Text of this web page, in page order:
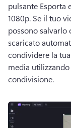
pulsante Esporta
1080p. Se il tuo
possono salvarlo
scaricato
condividere la
media
condivisione.